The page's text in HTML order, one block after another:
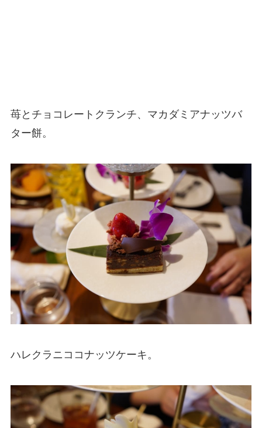
ハレクラニココナッツケーキ。